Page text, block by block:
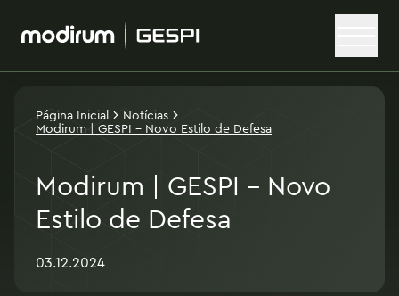
Página Inicial Notícias
Modirum | GESPI – Novo Estilo de Defesa
Modirum | GESPI – Novo
Estilo de Defesa
03.12.2024